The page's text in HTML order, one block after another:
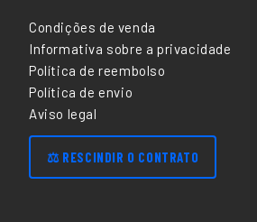
Condições de venda
Informativa sobre a privacidade
Política de reembolso
Política de envio
Aviso legal
⚖️ RESCINDIR O CONTRATO